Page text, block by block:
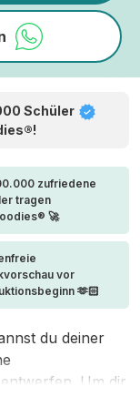
Schüler
zufriedene
tragen
🚀
vor
🫶🏻
du deiner
Um dir